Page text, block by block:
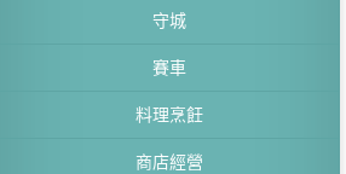
守城
賽車
料理烹飪
商店經營